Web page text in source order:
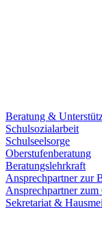
Beratung &
Schulsozialarbeit
Schulseelsorge
Oberstufenberatung
Beratungslehrkraft
Ansprechpartner zur
Ansprechpartner zum
Sekretariat &